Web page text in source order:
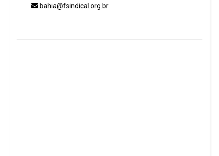
bahia@fsindical.org.br